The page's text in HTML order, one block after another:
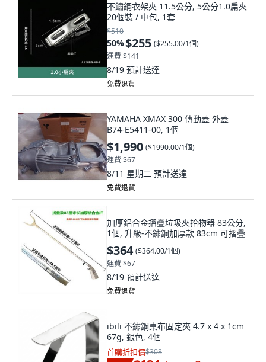
不鏽鋼衣架夾 11.5公分, 5公分1.0扁夾
20個裝 / 中包, 1套
$510
50%$255 ($255.00/1個)
運費 $141
8/19 預計送達
免費退貨
YAMAHA XMAX 300 傳動蓋 外蓋
B74-E5411-00, 1個
$1,990 ($1990.00/1個)
運費 $67
8/11 星期二 預計送達
免費退貨
加厚鋁合金摺疊垃圾夾拾物器 83公分,
1個, 升級-不鏽鋼加厚款 83cm 可摺疊
$364 ($364.00/1個)
運費 $67
8/19 預計送達
免費退貨
ibili 不鏽鋼桌布固定夾 4.7 x 4 x 1cm
67g, 銀色, 4個
首購折扣價$308